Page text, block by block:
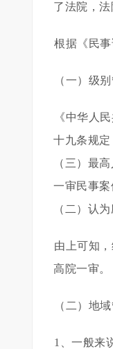
了法院，
根据《民
（一）级
《中华人
十九条规
（三）最
一审民事
（二）认
由上可知
高院一审。
（二）地
1、一般来